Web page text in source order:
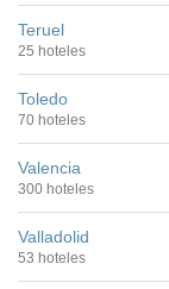
Teruel
25 hoteles
Toledo
70 hoteles
Valencia
300 hoteles
Valladolid
53 hoteles